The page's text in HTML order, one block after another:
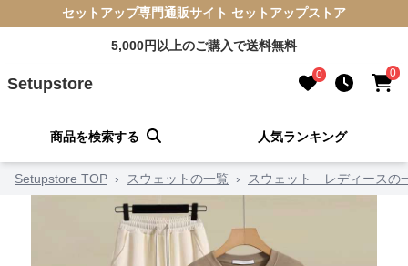
セットアップ専門通販サイト セットアップストア
5,000円以上のご購入で送料無料
Setupstore 0 0
商品を検索する 人気ランキング
Setupstore TOP › スウェットの一覧 › スウェット レディースの